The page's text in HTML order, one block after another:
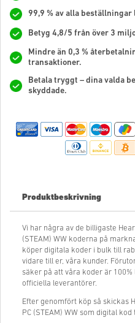
99,9 % av alla
Betyg 4,8/5 från över 3
Mindre än 0,3 %
transaktioner.
Betala tryggt – dina valda
skyddade.
Produktbeskrivning
Vi har några av de billigaste
(STEAM) WW koderna på
köper digitala koder i bulk till
vidare till er, våra kunder.
säker på att våra koder är
officiella leverantörer.
Efter genomfört köp så skickas
PC (STEAM) WW som digital